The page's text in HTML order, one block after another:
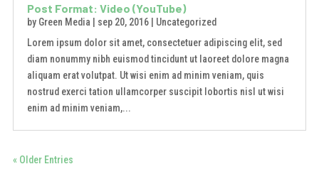
Post Format: Video (YouTube)
by Green Media sep 20, 2016| Uncategorized
Lorem ipsum dolor sit amet, consectetuer adipiscing elit, sed
diam nonummy nibh euismod tincidunt ut laoreet dolore magna
aliquam erat volutpat. Ut wisi enim ad minim veniam, quis
nostrud exerci tation ullamcorper suscipit lobortis nisl ut wisi
enim ad minim veniam,...
« Older Entries